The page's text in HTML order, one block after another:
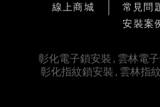
線上商城
常見問
安裝案
彰化電子鎖安裝 雲林電
彰化指紋鎖安裝
雲林指